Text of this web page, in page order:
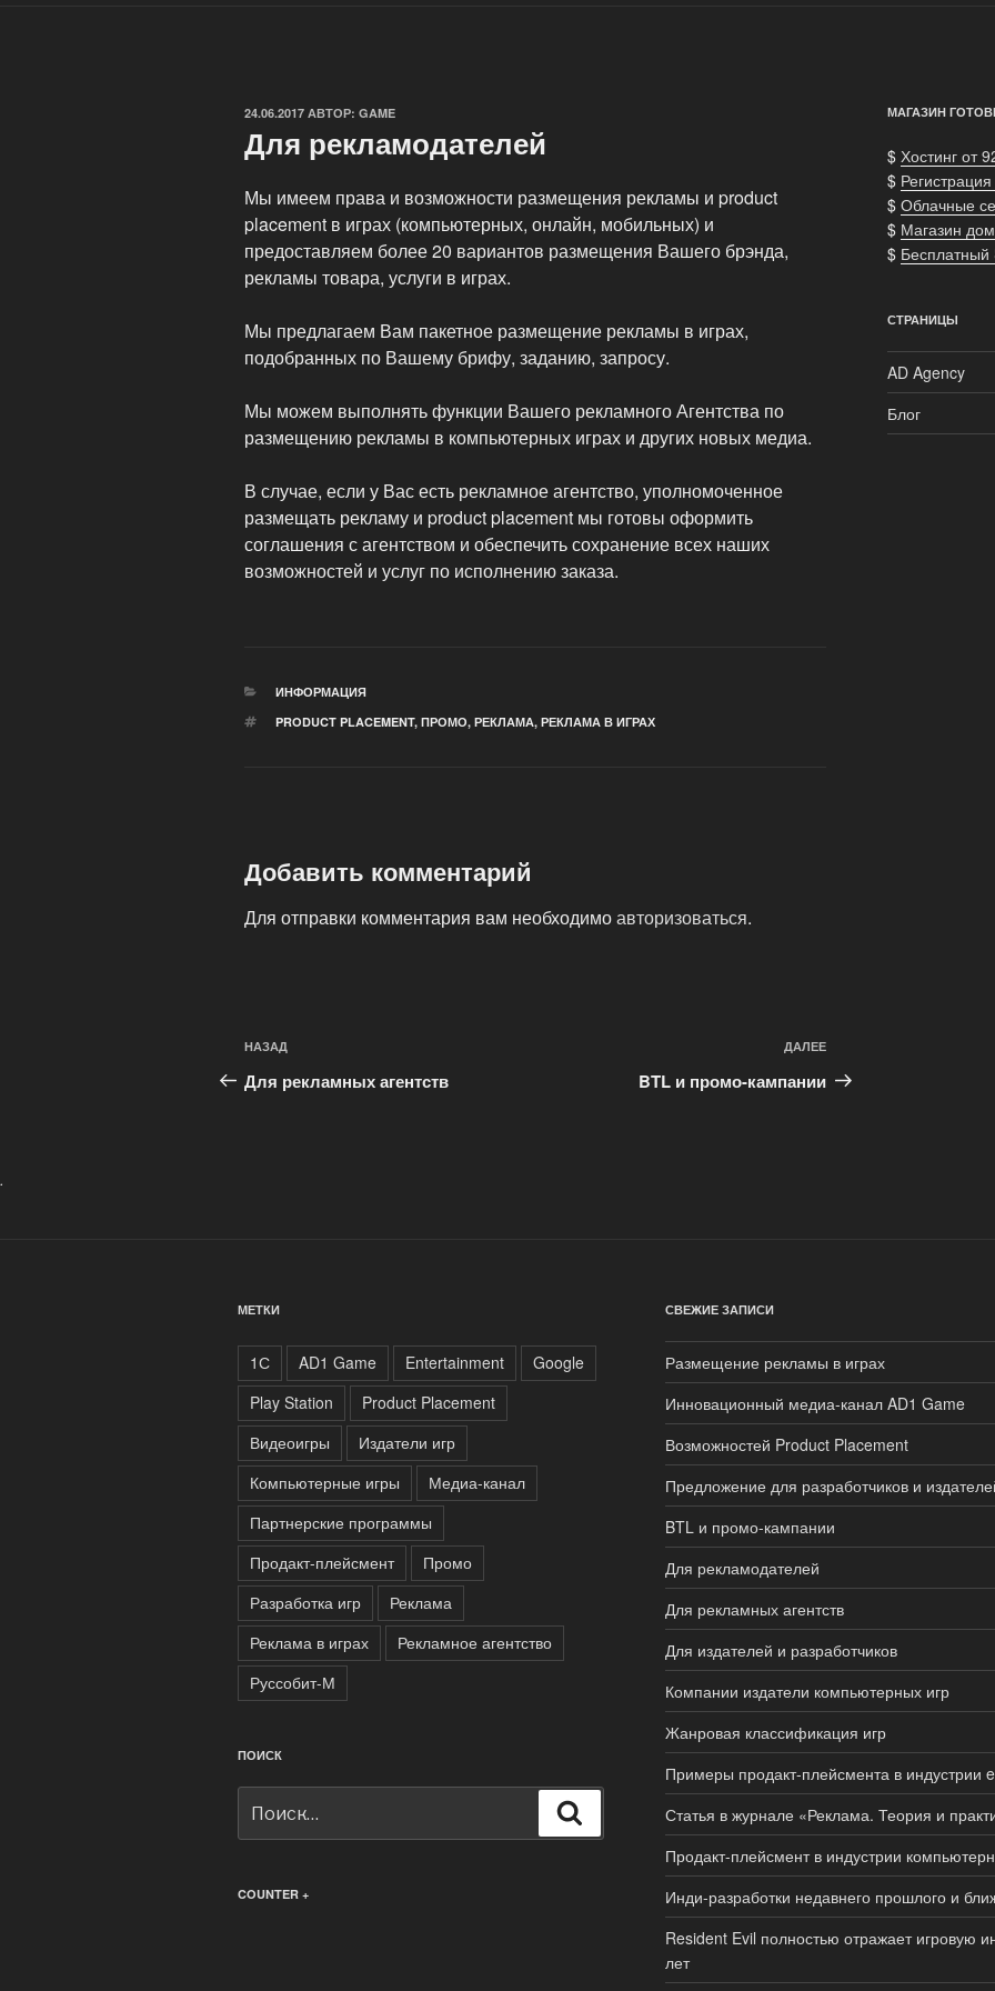
ОПУБЛИКОВАНО
24.06.2017 АВТОР: GAME
Для рекламодателей
Мы имеем права и возможности размещения рекламы и product
placement в играх (компьютерных, онлайн, мобильных) и
предоставляем более 20 вариантов размещения Вашего брэнда,
рекламы товара, услуги в играх.
Мы предлагаем Вам пакетное размещение рекламы в играх,
подобранных по Вашему брифу, заданию, запросу.
Мы можем выполнять функции Вашего рекламного Агентства по
размещению рекламы в компьютерных играх и других новых медиа.
В случае, если у Вас есть рекламное агентство, уполномоченное
размещать рекламу и product placement мы готовы оформить
соглашения с агентством и обеспечить сохранение всех наших
возможностей и услуг по исполнению заказа.
РУБРИКИ
ИНФОРМАЦИЯ
МЕТКИ
PRODUCT PLACEMENT, ПРОМО, РЕКЛАМА, РЕКЛАМА В ИГРАХ
Добавить комментарий
Для отправки комментария вам необходимоавторизоваться.
Навигация
по
Предыдущая
запись:
НАЗАД
Для рекламных агентств
запись
ДАЛЕЕ
BTL и промо-кампании
МАГАЗИН
$ Хостинг от
$
$ Облачные
$ Магазин
$ Бесплатный
СТРАНИЦЫ
AD Agency
Блог
.
МЕТКИ
1С AD1 Game Entertainment
Google
Play Station
Product Placement
Видеоигры
Издатели игр
Компьютерные игры
Медиа-канал
Партнерские программы
Продакт-плейсмент
Промо
Разработка игр
Реклама
Реклама в играх
Рекламное агентство
Руссобит-М
ПОИСК
COUNTER +
СВЕЖИЕ ЗАПИСИ
Размещение рекламы в играх
Инновационный медиа-канал AD1 Game
Возможностей Product Placement
Предложение для разработчиков и
BTL и промо-кампании
Для рекламодателей
Для рекламных агентств
Для издателей и разработчиков
Компании издатели компьютерных игр
Жанровая классификация игр
Примеры продакт-плейсмента в индустрии
Статья в журнале «Реклама. Теория и
Продакт-плейсмент в индустрии
Инди-разработки недавнего прошлого и
Resident Evil полностью отражает игровую
лет